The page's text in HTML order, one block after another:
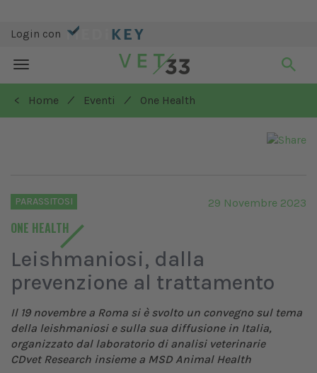
Login con
Toggle
navigation
< Home
/ Eventi / One Health
PARASSITOSI
ONE HEALTH
29 Novembre 2023
Leishmaniosi, dalla
prevenzione al trattamento
Il 19 novembre a Roma si è svolto un convegno sul tema
della leishmaniosi e sulla sua diffusione in Italia,
organizzato dal laboratorio di analisi veterinarie
CDvet Research insieme a MSD Animal Health